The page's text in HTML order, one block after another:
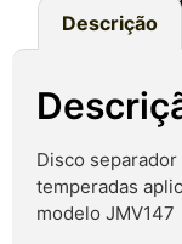
Descrição
Disco
temperadas
modelo JMV147